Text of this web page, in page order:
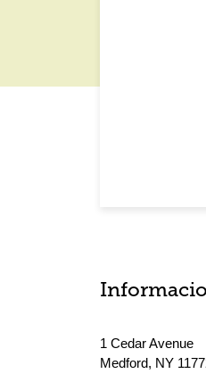
1 Cedar Avenue
Medford, NY